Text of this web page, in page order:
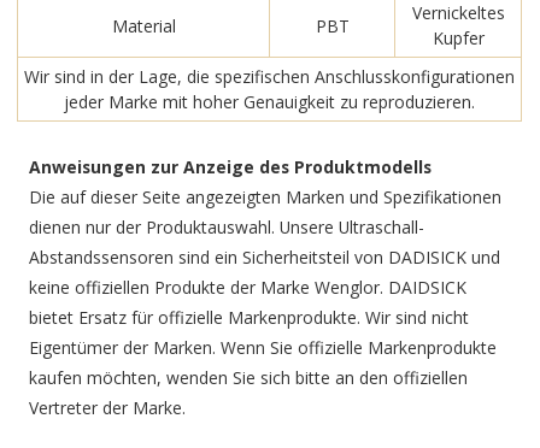
Material PBT
Vernickeltes
Kupfer
Wir sind in der Lage, die spezifischen Anschlusskonfigurationen
jeder Marke mit hoher Genauigkeit zu reproduzieren.
Anweisungen zur Anzeige des Produktmodells
Die auf dieser Seite angezeigten Marken und Spezifikationen
dienen nur der Produktauswahl. Unsere Ultraschall-
Abstandssensoren sind ein Sicherheitsteil von DADISICK und
keine offiziellen Produkte der Marke Wenglor. DAIDSICK
bietet Ersatz für offizielle Markenprodukte. Wir sind nicht
Eigentümer der Marken. Wenn Sie offizielle Markenprodukte
kaufen möchten, wenden Sie sich bitte an den offiziellen
Vertreter der Marke.